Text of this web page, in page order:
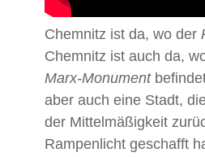
Chemnitz ist da, wo der
Chemnitz ist auch da,
Marx-Monument
aber auch eine Stadt,
der Mittelmäßigkeit
Rampenlicht geschafft